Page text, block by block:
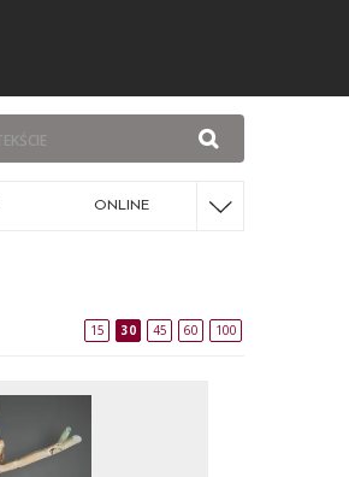
ONLINE
15 30 45 60 100